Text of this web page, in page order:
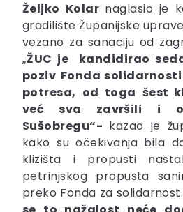
Željko Kolar naglasio je
gradilište Županijske
vezano za sanaciju od
„ŽUC je kandidirao
poziv Fonda
potresa, od toga šest
već sva završili
i
Sušobregu“- kazao je
kako su očekivanja bila
klizišta i propusti
petrinjskog propusta
preko Fonda za solidarnost.